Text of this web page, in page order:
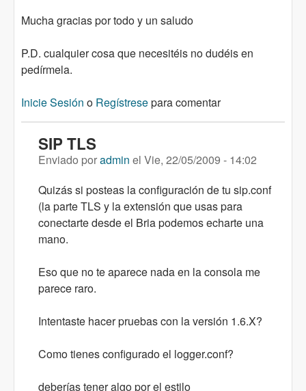
Mucha gracias por todo y un saludo
P.D. cualquier cosa que necesitéis no dudéis en
pedírmela.
Inicie Sesión o Regístresepara comentar
SIP TLS
Enviado poradmin el Vie, 22/05/2009 - 14:02
Quizás si posteas la configuración de tu sip.conf
(la parte TLS y la extensión que usas para
conectarte desde el Bria podemos echarte una
mano.
Eso que no te aparece nada en la consola me
parece raro.
Intentaste hacer pruebas con la versión 1.6.X?
Como tienes configurado el logger.conf?
deberías tener algo por el estilo